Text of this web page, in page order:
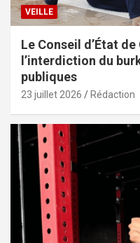
VEILLE
Le Conseil d’État de
l’interdiction du
publiques
23 juillet 2026 Rédaction